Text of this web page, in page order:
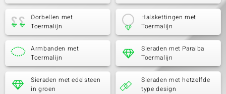
Oorbellen met
Toermalijn
Halskettingen met
Toermalijn
Armbanden met
Toermalijn
Sieraden met Paraiba
Toermalijn
Sieraden met edelsteen
in groen
Sieraden met hetzelfde
type design